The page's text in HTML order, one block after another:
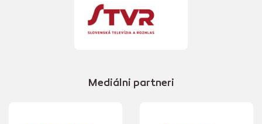
Mediálni partneri